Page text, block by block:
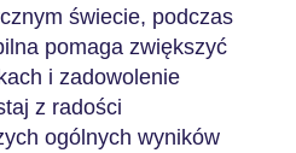
świecie, podczas
pomaga zwiększyć
i zadowolenie
z radości
ogólnych wyników